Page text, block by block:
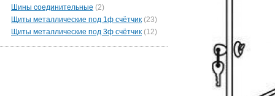
Шины соединительные (2)
Щиты металлические под 1ф счётчик (23)
Щиты металлические под 3ф счётчик (12)